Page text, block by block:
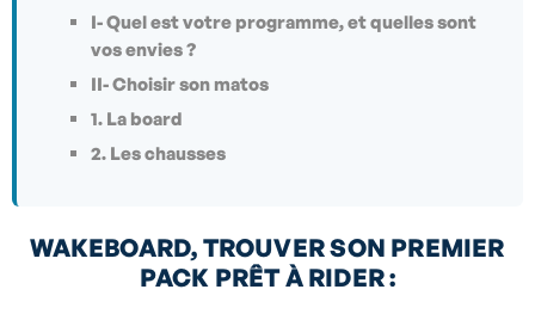
I- Quel est votre programme, et quelles sont
vos envies ?
II- Choisir son matos
1. La board
2. Les chausses
WAKEBOARD, TROUVER SON PREMIER
PACK PRÊT À RIDER :